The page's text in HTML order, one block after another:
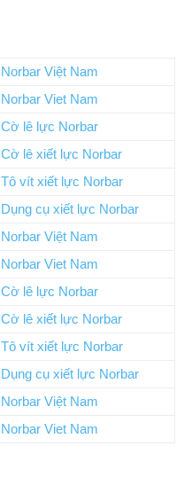
Norbar Việt Nam
Norbar Viet Nam
Cờ lê lực Norbar
Cờ lê xiết lực Norbar
Tô vít xiết lực Norbar
Dụng cụ xiết lực Norbar
Norbar Việt Nam
Norbar Viet Nam
Cờ lê lực Norbar
Cờ lê xiết lực Norbar
Tô vít xiết lực Norbar
Dụng cụ xiết lực Norbar
Norbar Việt Nam
Norbar Viet Nam